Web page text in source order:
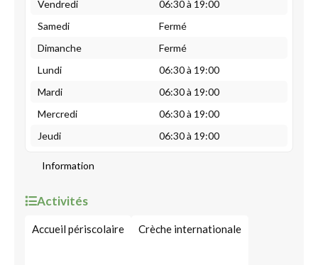
Vendredi
06:30 à 19:00
Samedi
Fermé
Dimanche
Fermé
Lundi
06:30 à 19:00
Mardi
06:30 à 19:00
Mercredi
06:30 à 19:00
Jeudi
06:30 à 19:00
Information
Activités
Accueil périscolaire Crèche internationale